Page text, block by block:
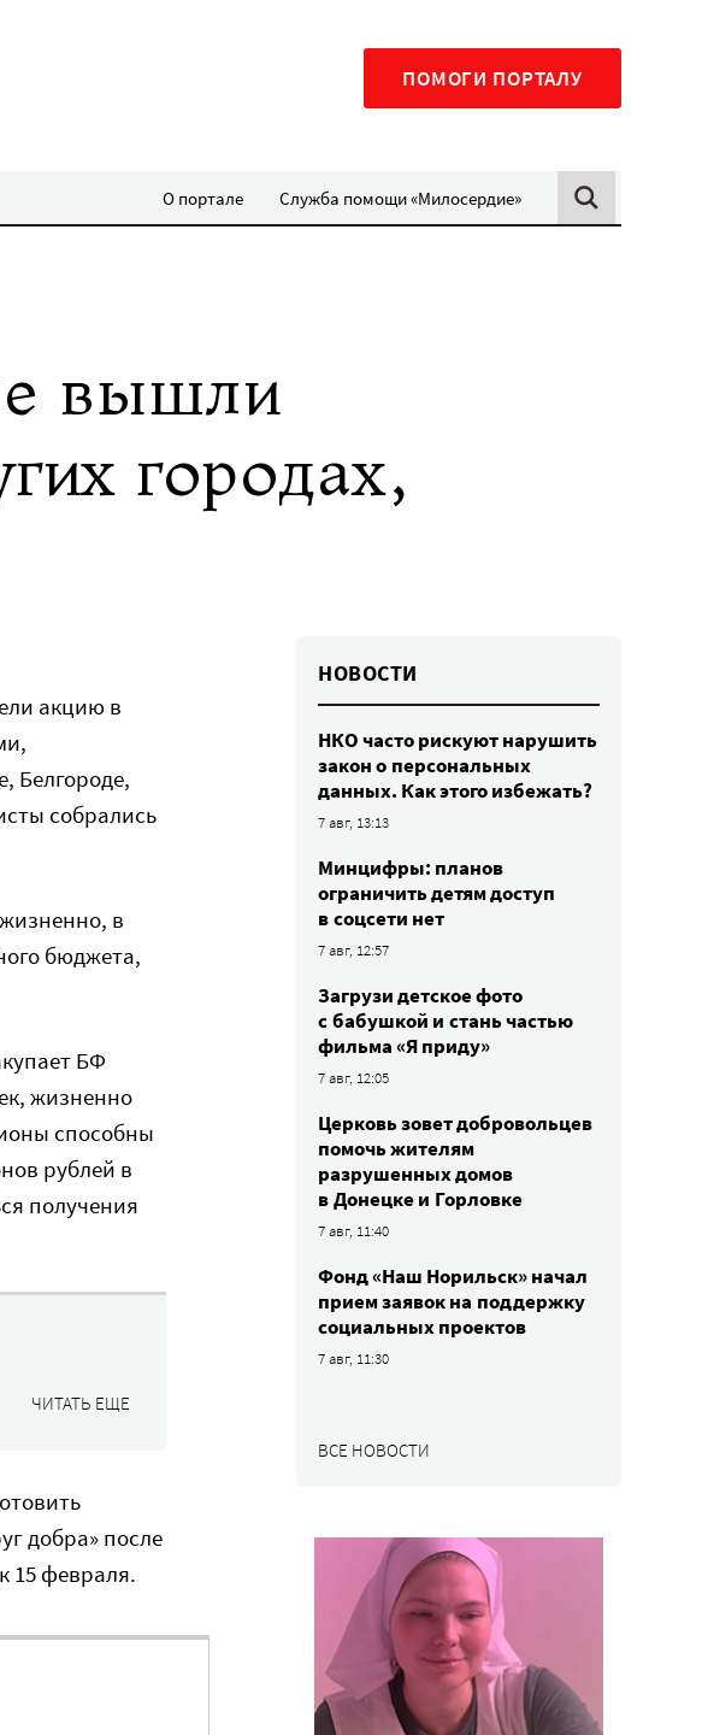
ПОМОГИ ПОРТАЛУ
О портале Служба помощи «Милосердие»
вышли
городах,
акцию в
Белгороде,
собрались
в
бюджета,
БФ
жизненно
способны
рублей в
получения
ЧИТАТЬ ЕЩЕ
добра» после
15 февраля.
НОВОСТИ
НКО часто рискуют нарушить
закон о персональных
данных. Как этого избежать?
7 авг, 13:13
Минцифры: планов
ограничить детям доступ
в соцсети нет
7 авг, 12:57
Загрузи детское фото
с бабушкой и стань частью
фильма «Я приду»
7 авг, 12:05
Церковь зовет добровольцев
помочь жителям
разрушенных домов
в Донецке и Горловке
7 авг, 11:40
Фонд «Наш Норильск» начал
прием заявок на поддержку
социальных проектов
7 авг, 11:30
ВСЕ НОВОСТИ